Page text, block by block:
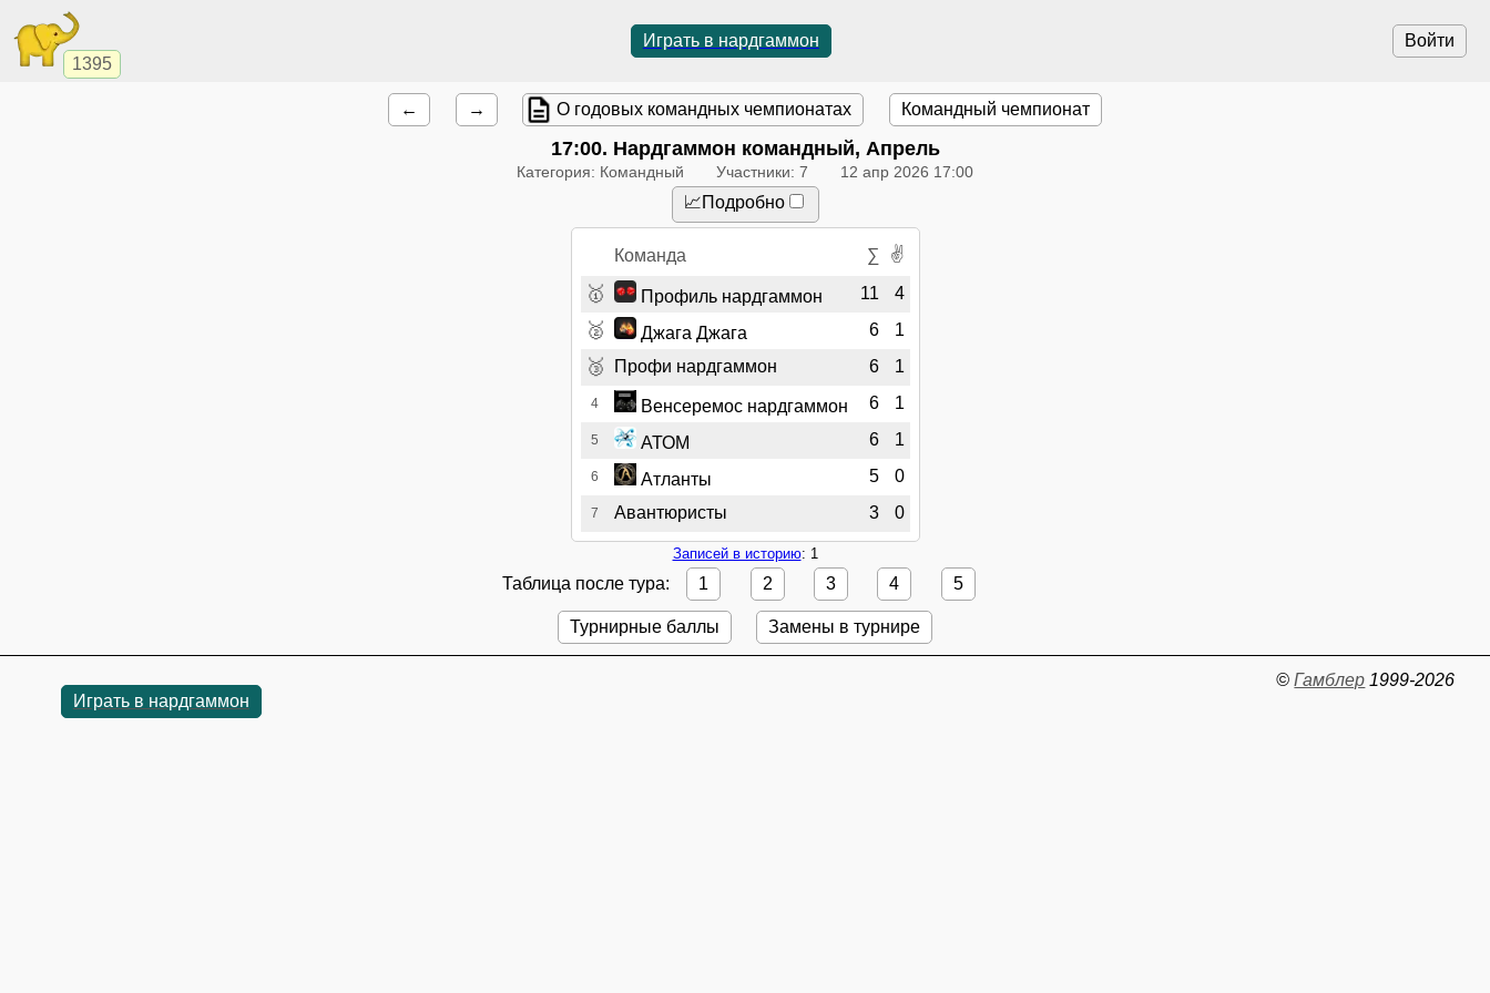
1395
Войти
Играть в нардгаммон
← → О годовых командных чемпионатах Командный чемпионат
17:00. Нардгаммон командный, Апрель
Категория: Командный Участники: 7 12 апр 2026 17:00
📈Подробно
Команда ∑ ✌
🥇 Профиль нардгаммон 11 4
🥈 Джага Джага 6 1
🥉 Профи нардгаммон 6 1
4 Венсеремос нардгаммон 6 1
5 АТОМ 6 1
6 Атланты 5 0
7 Авантюристы 3 0
Записей в историю: 1
Таблица после тура: 1 2 3 4 5
Турнирные баллы Замены в турнире
Играть в нардгаммон
©Гамблер 1999-2026